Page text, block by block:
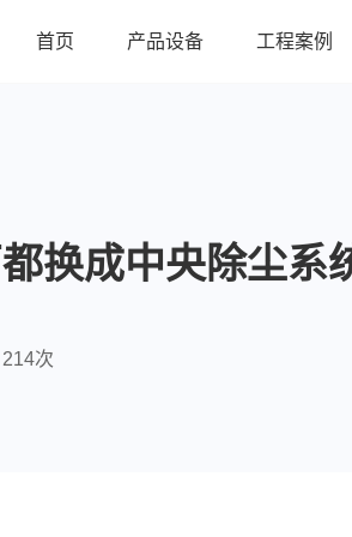
首页 产品设备 工程案例
换成中央除尘系
214次